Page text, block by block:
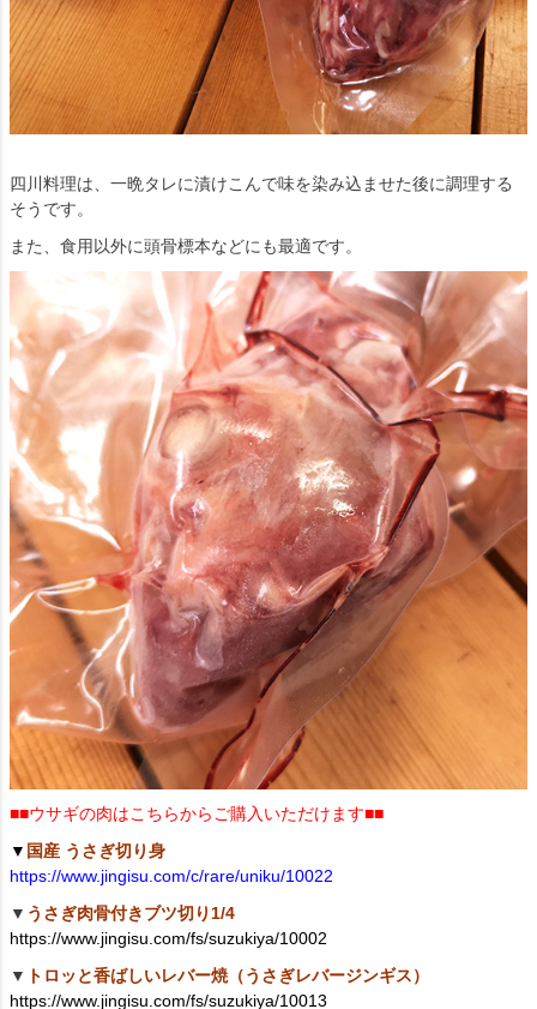
四川料理は、一晩タレに漬けこんで味を染み込ませた後に調理する
そうです。
また、食用以外に頭骨標本などにも最適です。
■■ウサギの肉はこちらからご購入いただけます■■
▼ 国産 うさぎ切り身
https://www.jingisu.com/c/rare/uniku/10022
▼ うさぎ肉骨付きブツ切り1/4
https://www.jingisu.com/fs/suzukiya/10002
▼ トロッと香ばしいレバー焼（うさぎレバージンギス）
https://www.jingisu.com/fs/suzukiya/10013